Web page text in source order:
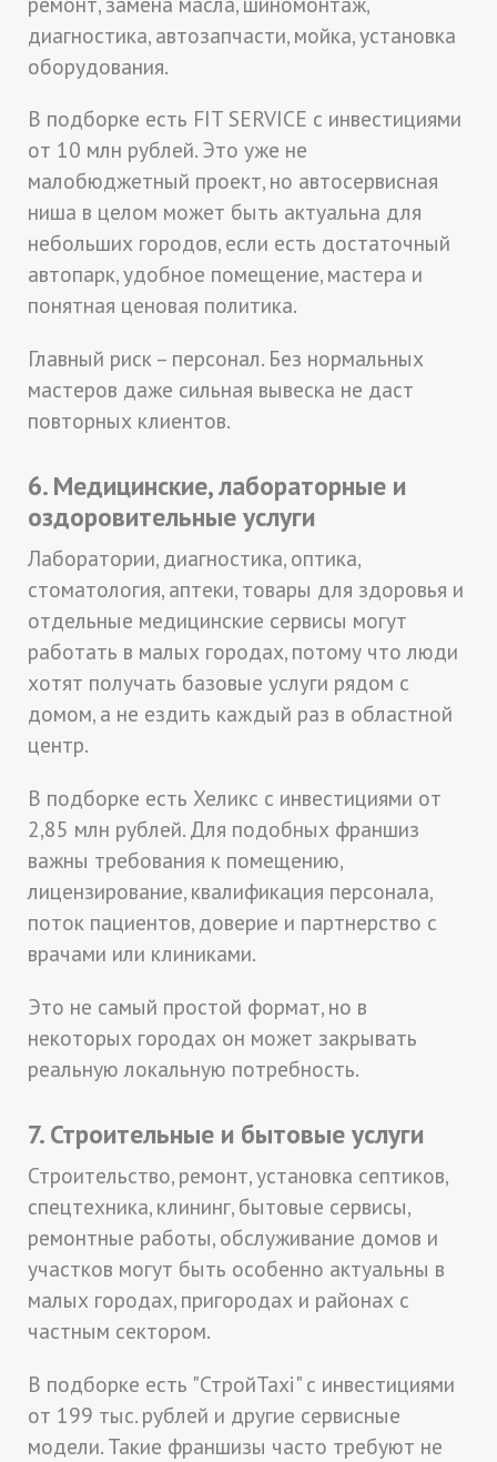
диагностика, автозапчасти, мойка, установка
оборудования.
В подборке есть FIT SERVICE с инвестициями
от 10 млн рублей. Это уже не
малобюджетный проект, но автосервисная
ниша в целом может быть актуальна для
небольших городов, если есть достаточный
автопарк, удобное помещение, мастера и
понятная ценовая политика.
Главный риск – персонал. Без нормальных
мастеров даже сильная вывеска не даст
повторных клиентов.
6. Медицинские, лабораторные и
оздоровительные услуги
Лаборатории, диагностика, оптика,
стоматология, аптеки, товары для здоровья и
отдельные медицинские сервисы могут
работать в малых городах, потому что люди
хотят получать базовые услуги рядом с
домом, а не ездить каждый раз в областной
центр.
В подборке есть Хеликс с инвестициями от
2,85 млн рублей. Для подобных франшиз
важны требования к помещению,
лицензирование, квалификация персонала,
поток пациентов, доверие и партнерство с
врачами или клиниками.
Это не самый простой формат, но в
некоторых городах он может закрывать
реальную локальную потребность.
7. Строительные и бытовые услуги
Строительство, ремонт, установка септиков,
спецтехника, клининг, бытовые сервисы,
ремонтные работы, обслуживание домов и
участков могут быть особенно актуальны в
малых городах, пригородах и районах с
частным сектором.
В подборке есть "СтройTaxi" с инвестициями
от 199 тыс. рублей и другие сервисные
модели. Такие франшизы часто требуют не